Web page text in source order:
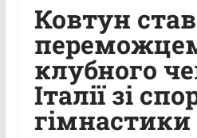
Ковтун став
клубного
Італії зі
гімнастики